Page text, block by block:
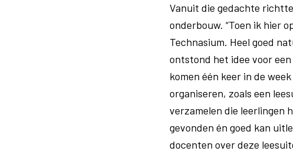
Vanuit die gedachte
onderbouw. “Toen ik hier
Technasium. Heel goed
ontstond het idee voor
komen één keer in de
organiseren, zoals een
verzamelen die leerlingen
gevonden én goed kan
docenten over deze